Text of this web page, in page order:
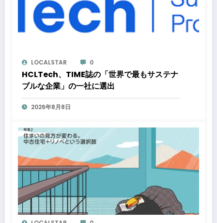
LOCALSTAR 0
HCLTech、TIME誌の「世界で最もサステナ
ブルな企業」の一社に選出
2026年8月8日